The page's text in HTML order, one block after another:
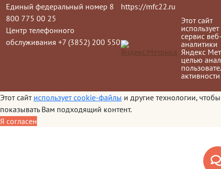
Единый федеральный номер 8
800 775 00 25
Центр телефонного
обслуживания +7 (3852) 200 550
https://mfc22.ru
Этот сайт
использует
сервис
аналитики
Яндекс
целью
активности
Этот сайт использует cookie-файлы и другие технологии, чтобы
показывать Вам подходящий контент.
Я согласен